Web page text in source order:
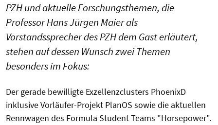
PZH und aktuelle Forschungsthemen, die
Professor Hans Jürgen Maier als
Vorstandssprecher des PZH dem Gast erläutert,
stehen auf dessen Wunsch zwei Themen
besonders im Fokus:
Der gerade bewilligte Exzellenzclusters PhoenixD
inklusive Vorläufer-Projekt PlanOS sowie die aktuellen
Rennwagen des Formula Student Teams "Horsepower".